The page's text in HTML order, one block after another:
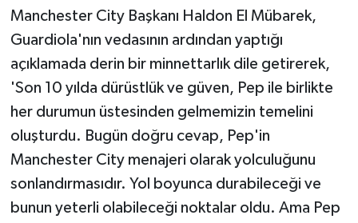
Manchester City Başkanı Haldon El Mübarek,
Guardiola'nın vedasının ardından yaptığı
açıklamada derin bir minnettarlık dile getirerek,
'Son 10 yılda dürüstlük ve güven, Pep ile birlikte
her durumun üstesinden gelmemizin temelini
oluşturdu. Bugün doğru cevap, Pep'in
Manchester City menajeri olarak yolculuğunu
sonlandırmasıdır. Yol boyunca durabileceği ve
bunun yeterli olabileceği noktalar oldu. Ama Pep